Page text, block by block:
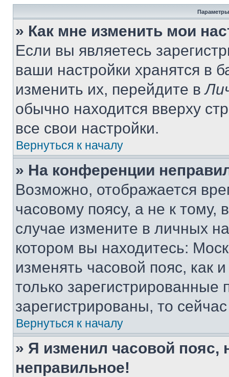
Параметры
» Как мне изменить мои
Если вы являетесь
ваши настройки хранятся в
изменить их, перейдите в
обычно находится вверху
все свои настройки.
Вернуться к началу
» На конференции
Возможно, отображается
часовому поясу, а не к тому,
случае измените в личных
котором вы находитесь:
изменять часовой пояс, как
только
зарегистрированы, то
Вернуться к началу
» Я изменил часовой пояс,
неправильное!